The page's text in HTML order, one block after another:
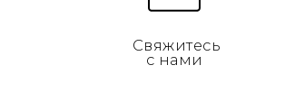
Свяжитесь
с нами